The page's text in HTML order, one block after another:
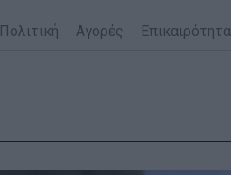
Πολιτική Αγορές Επικαιρότητα